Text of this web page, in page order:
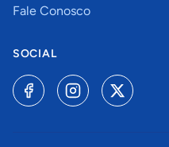
Fale Conosco
SOCIAL